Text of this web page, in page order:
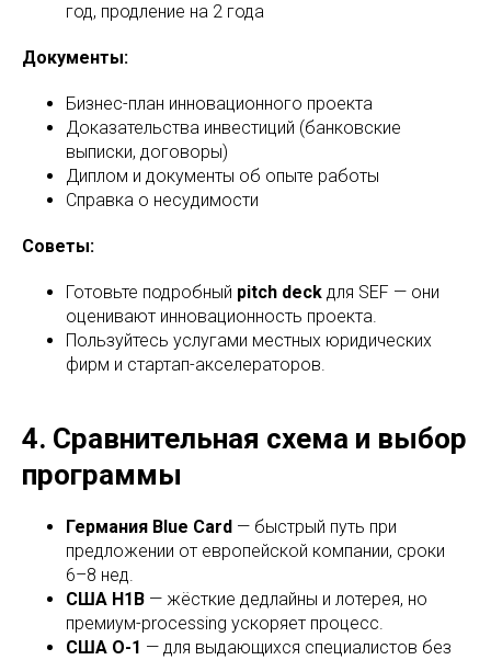
год, продление на 2 года
Документы:
Бизнес-план инновационного проекта
Доказательства инвестиций (банковские
выписки, договоры)
Диплом и документы об опыте работы
Справка о несудимости
Советы:
Готовьте подробный pitch deck для SEF — они
оценивают инновационность проекта.
Пользуйтесь услугами местных юридических
фирм и стартап-акселераторов.
4. Сравнительная схема и выбор
программы
Германия Blue Card — быстрый путь при
предложении от европейской компании, сроки
6–8 нед.
США H1B — жёсткие дедлайны и лотерея, но
премиум-processing ускоряет процесс.
США O-1 — для выдающихся специалистов без